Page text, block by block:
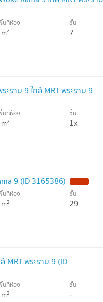
นที่ห้อง
m2
ชั้น
7
ราม 9 ใกล้ MRT พระราม 9
นที่ห้อง
m2
ชั้น
1x
9 (ID 3165386)
นที่ห้อง
m2
ชั้น
29
MRT พระราม 9 (ID
นที่ห้อง
m2
ชั้น
-